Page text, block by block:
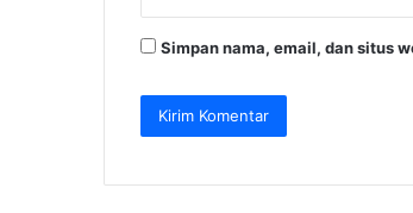
Simpan nama, email, dan situs